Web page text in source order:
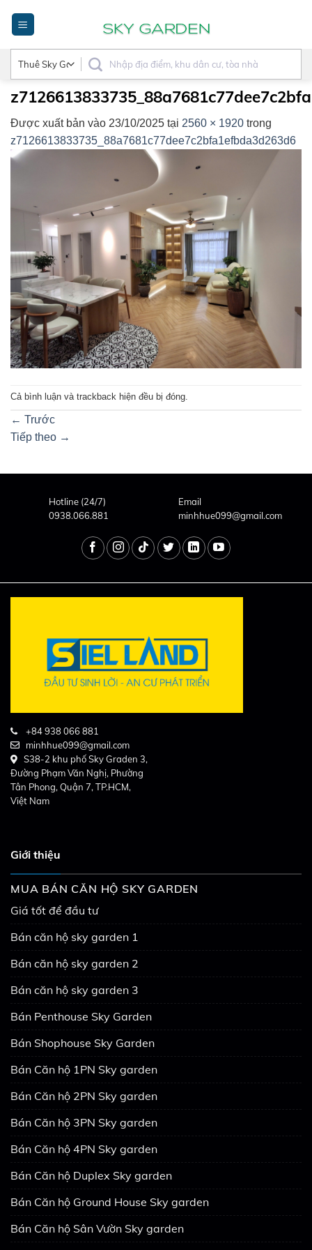
dung
Được xuất bản vào 23/10/2025 tại 2560 × 1920 trong
z7126613833735_88a7681c77dee7c2bfa1efbda3d263d6
Cả bình luận và trackback hiện đều bị đóng.
← Trước
Tiếp theo →
Hotline (24/7)
0938.066.881
Email
minhhue099@gmail.com
+84 938 066 881
minhhue099@gmail.com
S38-2 khu phố Sky Graden 3,
Đường Phạm Văn Nghị, Phường
Tân Phong, Quận 7, TP.HCM,
Việt Nam
Giới thiệu
MUA BÁN CĂN HỘ SKY GARDEN
Giá tốt để đầu tư
Bán căn hộ sky garden 1
Bán căn hộ sky garden 2
Bán căn hộ sky garden 3
Bán Penthouse Sky Garden
Bán Shophouse Sky Garden
Bán Căn hộ 1PN Sky garden
Bán Căn hộ 2PN Sky garden
Bán Căn hộ 3PN Sky garden
Bán Căn hộ 4PN Sky garden
Bán Căn hộ Duplex Sky garden
Bán Căn hộ Ground House Sky garden
Bán Căn hộ Sân Vườn Sky garden